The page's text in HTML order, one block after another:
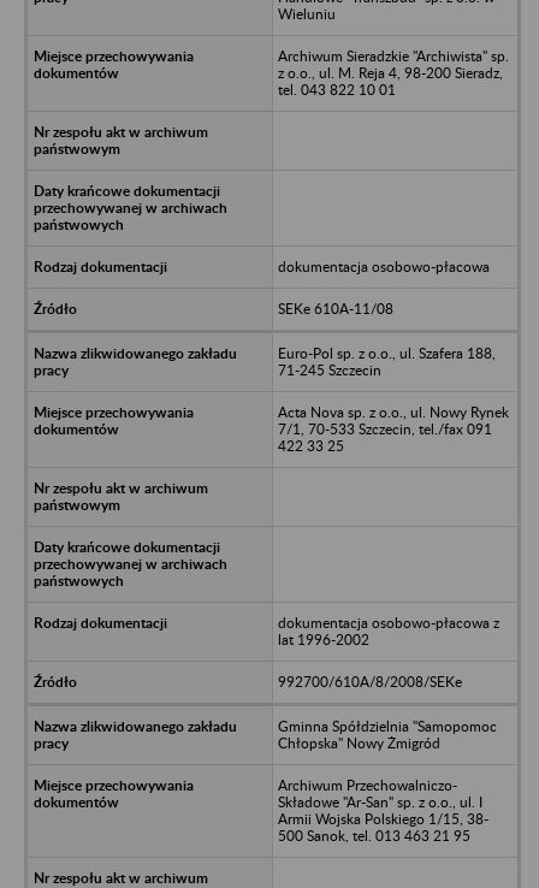
Wieluniu
Archiwum Sieradzkie "Archiwista" sp.
z o.o., ul. M. Reja 4, 98-200 Sieradz,
tel. 043 822 10 01
dokumentacja osobowo-płacowa
SEKe 610A-11/08
Euro-Pol sp. z o.o., ul. Szafera 188,
71-245 Szczecin
Acta Nova sp. z o.o., ul. Nowy Rynek
7/1, 70-533 Szczecin, tel./fax 091
422 33 25
dokumentacja osobowo-płacowa z
lat 1996-2002
992700/610A/8/2008/SEKe
Gminna Spółdzielnia "Samopomoc
Chłopska" Nowy Żmigród
Archiwum Przechowalniczo-
Składowe "Ar-San" sp. z o.o., ul. I
Armii Wojska Polskiego 1/15, 38-
500 Sanok, tel. 013 463 21 95